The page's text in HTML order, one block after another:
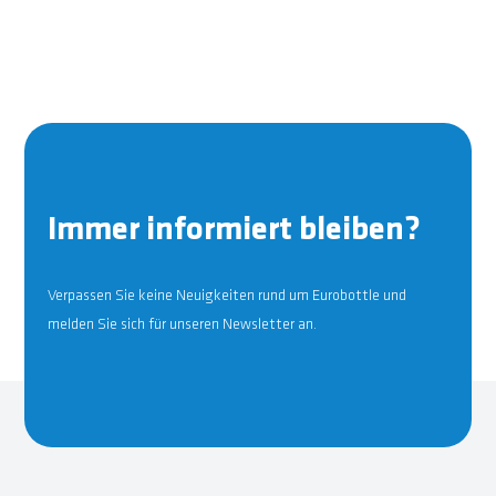
Immer informiert bleiben?
Verpassen Sie keine Neuigkeiten rund um Eurobottle und
melden Sie sich für unseren Newsletter an.